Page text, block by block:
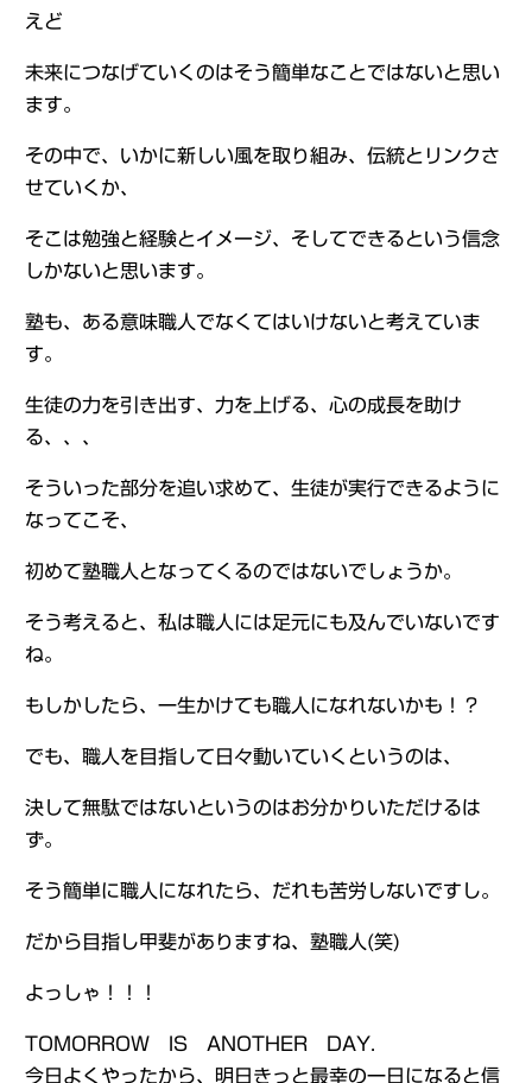
えど
未来につなげていくのはそう簡単なことではないと思い
ます。
その中で、いかに新しい風を取り組み、伝統とリンクさ
せていくか、
そこは勉強と経験とイメージ、そしてできるという信念
しかないと思います。
塾も、ある意味職人でなくてはいけないと考えていま
す。
生徒の力を引き出す、力を上げる、心の成長を助け
る、、、
そういった部分を追い求めて、生徒が実行できるように
なってこそ、
初めて塾職人となってくるのではないでしょうか。
そう考えると、私は職人には足元にも及んでいないです
ね。
もしかしたら、一生かけても職人になれないかも！？
でも、職人を目指して日々動いていくというのは、
決して無駄ではないというのはお分かりいただけるは
ず。
そう簡単に職人になれたら、だれも苦労しないですし。
だから目指し甲斐がありますね、塾職人(笑)
よっしゃ！！！
TOMORROW IS ANOTHER DAY.
今日よくやったから、明日きっと最幸の一日になると信